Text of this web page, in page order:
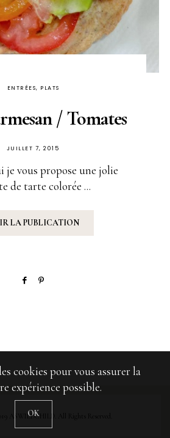
ENTRÉES, PLATS
/ Tomates
PUBLIÉ
JUILLET 7, 2015
vous propose une jolie
de tarte colorée ...
LA PUBLICATION
ASWILDCHILD. All Rights Reserved.
cookies pour vous assurer la
expérience possible.
OK